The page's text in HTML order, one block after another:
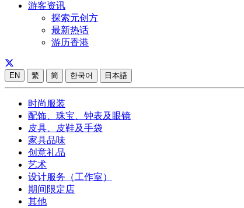
游客资讯
探索元创方
最新热话
游历香港
EN 繁 简 한국어 日本語
时尚服装
配饰、珠宝、钟表及眼镜
皮具、皮鞋及手袋
家具品味
创意礼品
艺术
设计服务（工作室）
期间限定店
其他